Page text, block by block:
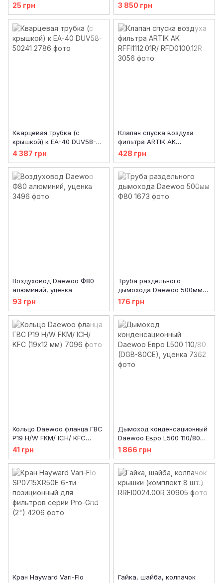
25 грн 3 850 грн
Кварцевая трубка (с
крышкой) к EA-40 DUV58-
50241
4 387 грн
Клапан спуска воздуха
фильтра ARTIK AK
RFFI1112.01R/ RFD0100.12R
428 грн
Воздуховод Daewoo Ф80
алюминий, уценка
93 грн
Труба раздельного
дымохода Daewoo 500мм
Ф80
176 грн
Кольцо Daewoo фланца ГВС
P19 H/W FKM/ ICH/ KFC
(19х12 мм)
41 грн
Дымоход конденсационный
Daewoo Евро L500 110/80
(DGB-80CE), уценка
1 866 грн
Кран Hayward Vari-Flo
Гайка, шайба, колпачок